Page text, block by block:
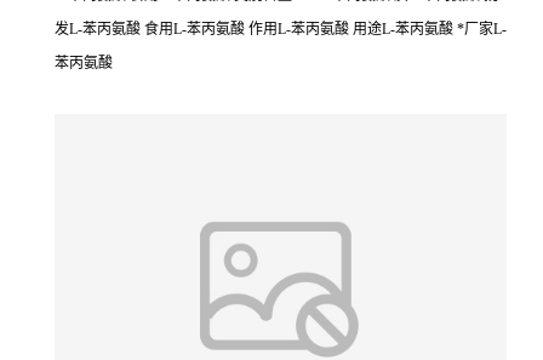
发L-苯丙氨酸 食用L-苯丙氨酸 作用L-苯丙氨酸 用途L-苯丙氨酸 *厂家L-
苯丙氨酸